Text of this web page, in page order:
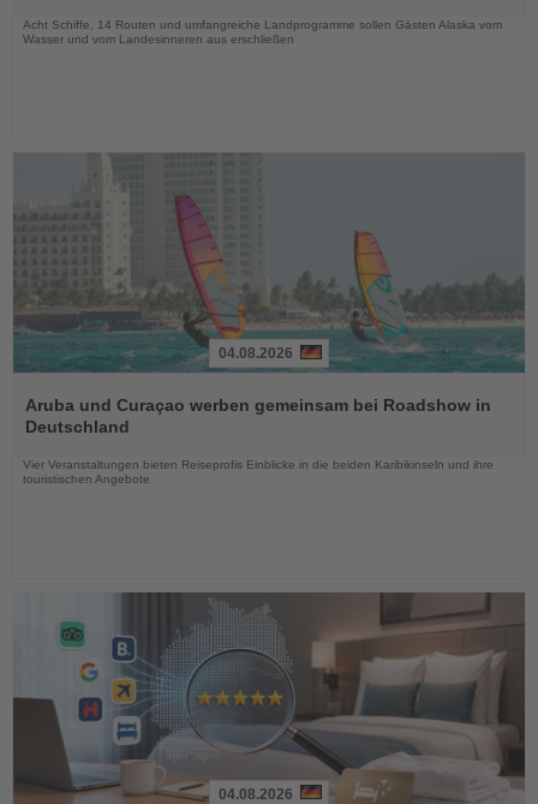
Acht Schiffe, 14 Routen und umfangreiche Landprogramme sollen Gästen Alaska vom
Wasser und vom Landesinneren aus erschließen
Sie
die
04.08.2026
Aruba und Curaçao werben gemeinsam bei Roadshow in
Deutschland
Vier Veranstaltungen bieten Reiseprofis Einblicke in die beiden Karibikinseln und ihre
touristischen Angebote
04.08.2026